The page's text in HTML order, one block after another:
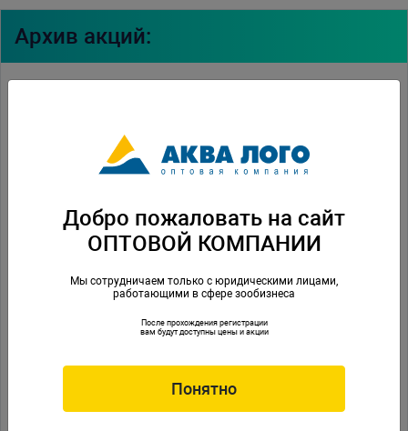
Архив акций:
Акция "Февральская выгода"
Акция "Морозная ярмарка"
Акция "Волшебный декабрь"
Акция "Tetra промо"
Акция "Осенняя экономия"
Добро пожаловать на сайт
ОПТОВОЙ КОМПАНИИ
Мы сотрудничаем только с юридическими лицами,
работающими в сфере зообизнеса
После прохождения регистрации
вам будут доступны цены и акции
Понятно